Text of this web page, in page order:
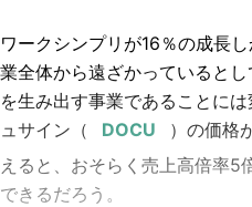
ワークシンプリが16％の成長
業全体から遠ざかっていると
を生み出す事業であることに
ュサイン （
）の価格
えると、おそらく売上高倍率5
できるだろう。